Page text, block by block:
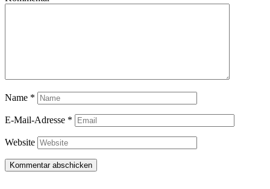
Name *
E-Mail-Adresse *
Website